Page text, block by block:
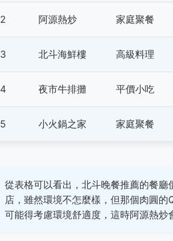
2 阿源熱炒 家庭聚餐
3 北斗海鮮樓 高級料理
4 夜市牛排攤 平價小吃
5 小火鍋之家 家庭聚餐
從表格可以看出，北斗晚餐推薦的餐
店，雖然環境不怎麼樣，但那個肉圓
可能得考慮環境舒適度，這時阿源熱炒